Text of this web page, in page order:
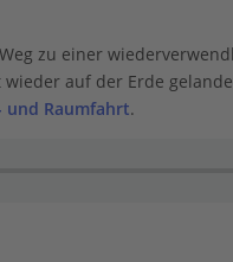
zu einer
auf der Erde
und Raumfahrt.